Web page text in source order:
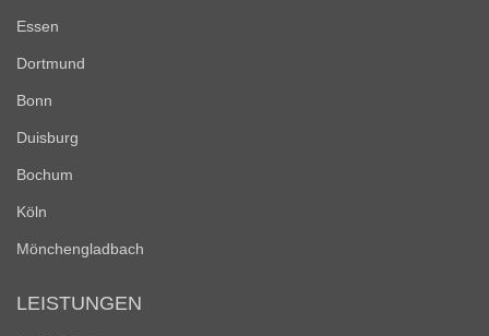
Essen
Dortmund
Bonn
Duisburg
Bochum
Köln
Mönchengladbach
LEISTUNGEN